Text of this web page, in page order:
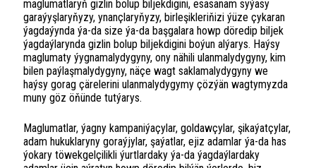
maglumatlaryň gizlin bolup biljekdigini, esasanam syýasy
garaýyşlaryňyzy, ynançlaryňyzy, birleşikleriňizi ýüze çykaran
ýagdaýynda ýa-da size ýa-da başgalara howp döredip biljek
ýagdaýlarynda gizlin bolup biljekdigini boýun alýarys. Haýsy
maglumaty ýygnamalydygyny, ony nähili ulanmalydygyny, kim
bilen paýlaşmalydygyny, näçe wagt saklamalydygyny we
haýsy gorag çärelerini ulanmalydygymy çözýän wagtymyzda
muny göz öňünde tutýarys.
Maglumatlar, ýagny kampaniýaçylar, goldawçylar, şikaýatçylar,
adam hukuklaryny goraýjylar, şaýatlar, ejiz adamlar ýa-da has
ýokary töwekgelçilikli ýurtlardaky ýa-da ýagdaýlardaky